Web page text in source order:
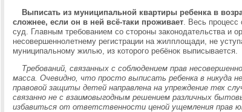
Выписать из муниципальной квартиры ребенка в
сложнее, если он в ней всё-таки проживает. Весь
суд. Главным требованием со стороны законодательства и
несовершеннолетнему регистрации на жилплощади, не
муниципальному жилью, из которого ребёнок выписывается.
Требований, связанных с соблюдением прав
масса. Очевидно, что просто выписать ребенка в никуда
правовой защиты детей направлена на упреждение тех
связанно не с взаимовыгодным решением различных
избавиться от ответственности ценой ущемления прав